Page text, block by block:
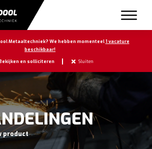
Metaaltechniek? We hebben momenteel1 vacature
beschikbaar!
en solliciteren
Sluiten
product